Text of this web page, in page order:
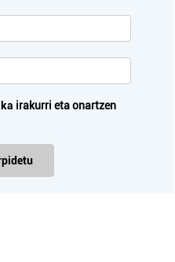
irakurri eta onartzen